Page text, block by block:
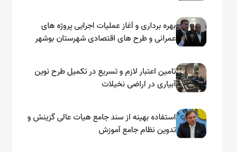
بهره برداری و آغاز عملیات اجرایی پروژه های
عمرانی و طرح های اقتصادی شهرستان بوشهر
تامین اعتبار لازم و تسریع در تکمیل طرح نوین
آبیاری در اراضی نخیلات
استفاده بهینه از سند جامع هیات عالی گزینش و‌
تدوین نظام جامع آموزش